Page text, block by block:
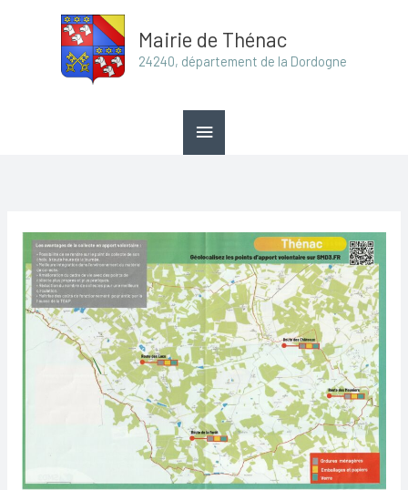
Mairie de Thénac
24240, département de la Dordogne
principal